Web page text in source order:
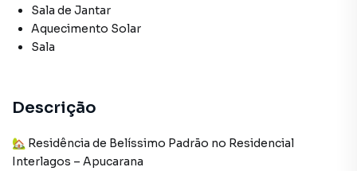
Sala de Jantar
Aquecimento Solar
Sala
Descrição
🏡 Residência de Belíssimo Padrão no Residencial
Interlagos – Apucarana